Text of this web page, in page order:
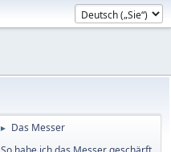
► Das Messer